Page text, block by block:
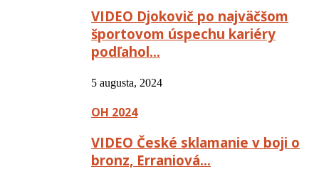
VIDEO Djokovič po najväčšom
športovom úspechu kariéry
podľahol…
5 augusta, 2024
OH 2024
VIDEO České sklamanie v boji o
bronz, Erraniová…